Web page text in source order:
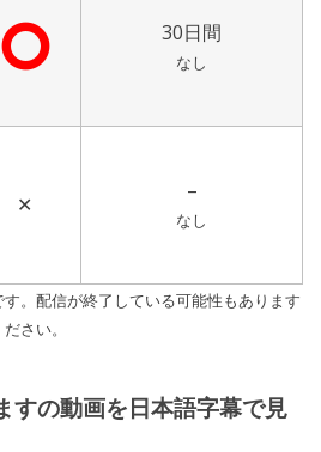
⭘ 30日間
なし
✕
–
なし
。配信が終了している可能性もあります
さい。
すの動画を日本語字幕で見